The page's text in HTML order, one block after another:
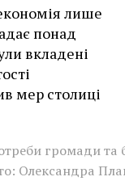
лише
понад
вкладені
мер столиці
громади
Олександра